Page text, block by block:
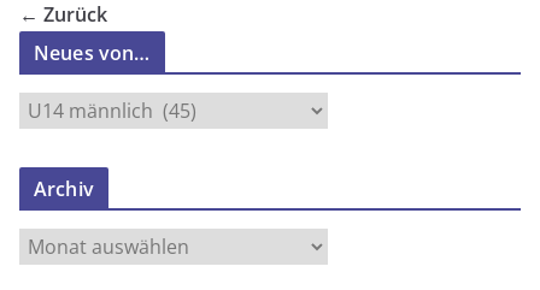
← Zurück
Neues von…
N
e
u
s
Archiv
r